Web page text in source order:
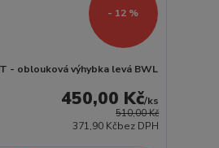
- 12 %
- oblouková výhybka levá BWL
510,00 Kč
450,00 Kč/ks
371,90 Kčbez DPH